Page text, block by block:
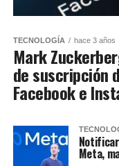
TECNOLOGÍA hace 3 años
Mark
de suscripción
Facebook e
Meta,